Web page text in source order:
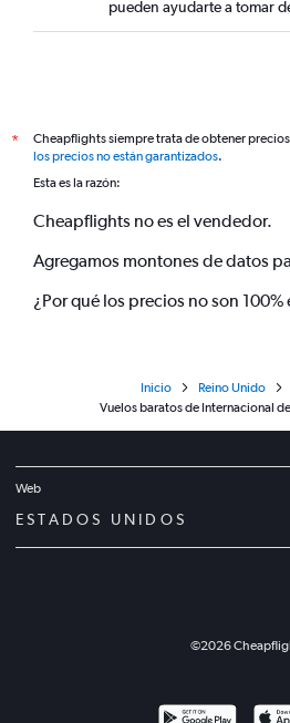
pueden ayudarte a tomar
*
Cheapflights siempre trata de obtener
los precios no están garantizados.
Esta es la razón:
Cheapflights no es el vendedor.
Agregamos montones de datos
¿Por qué los precios no son 100%
Inicio Reino Unido
Vuelos baratos de Internacional
Web
ESTADOS UNIDOS
©2026